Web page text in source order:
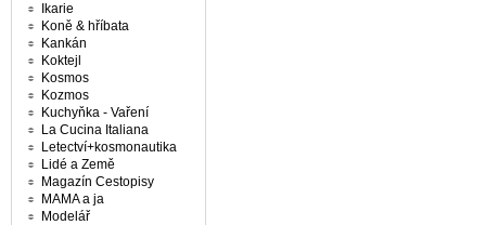
Ikarie
Koně & hříbata
Kankán
Koktejl
Kosmos
Kozmos
Kuchyňka - Vaření
La Cucina Italiana
Letectví+kosmonautika
Lidé a Země
Magazín Cestopisy
MAMA a ja
Modelář